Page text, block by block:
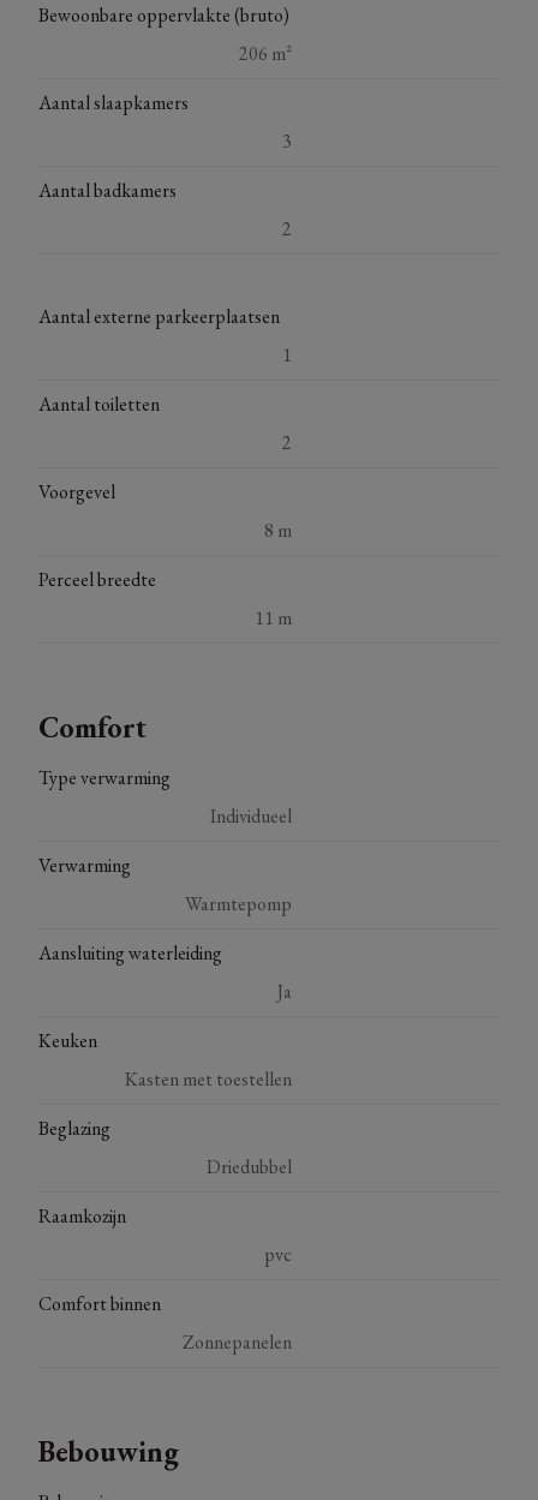
Bewoonbare oppervlakte (bruto)
206 m²
Aantal slaapkamers
3
Aantal badkamers
2
Aantal externe parkeerplaatsen
1
Aantal toiletten
2
Voorgevel
8 m
Perceel breedte
11 m
Comfort
Type verwarming
Individueel
Verwarming
Warmtepomp
Aansluiting waterleiding
Ja
Keuken
Kasten met toestellen
Beglazing
Driedubbel
Raamkozijn
pvc
Comfort binnen
Zonnepanelen
Bebouwing